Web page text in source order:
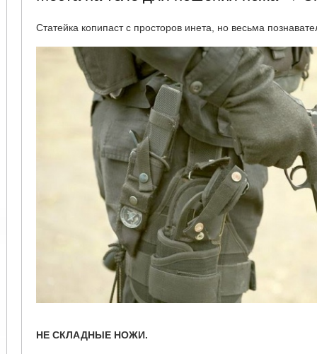
Статейка копипаст с просторов инета, но весьма
НЕ СКЛАДНЫЕ НОЖИ.